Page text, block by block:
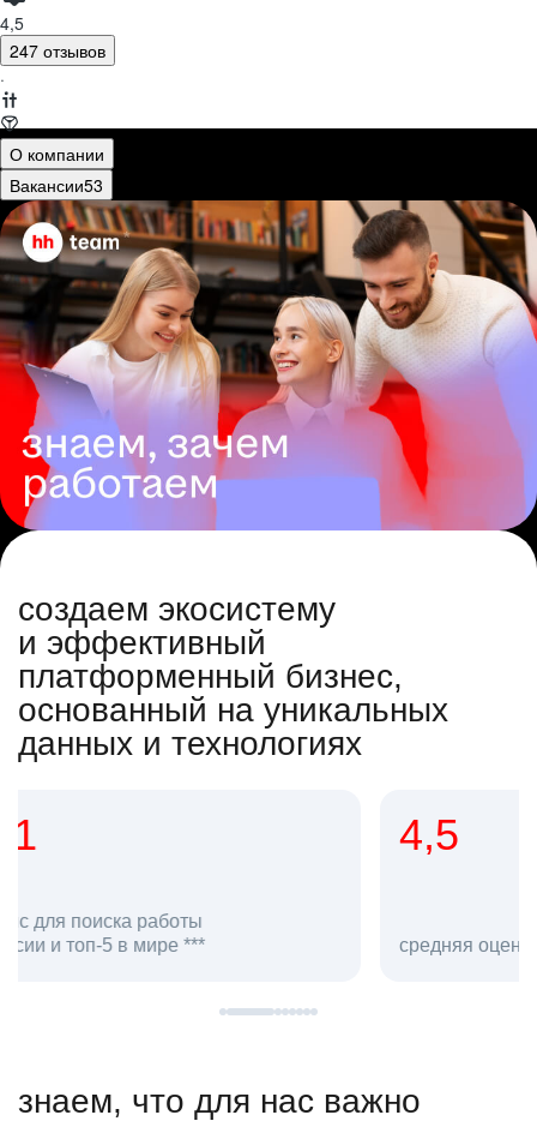
4,5
247 отзывов
·
О компании
Вакансии53
создаем экосистему
и эффективный
платформенный бизнес,
основанный на уникальных
данных и технологиях
средняя оценка hh.ru как работодателя **
в hh.ru
знаем, что для нас важно